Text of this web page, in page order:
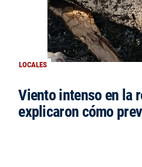
LOCALES
Viento intenso en la
explicaron cómo